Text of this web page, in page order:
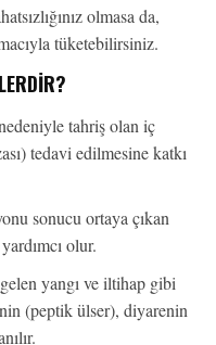
olmasa da,
tüketebilirsiniz.
tahriş olan iç
tedavi edilmesine katkı
sonucu ortaya çıkan
olur.
yangı ve iltihap gibi
(peptik ülser), diyarenin